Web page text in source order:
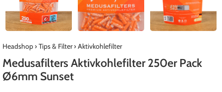
Headshop› Tips & Filter› Aktivkohlefilter
Medusafilters Aktivkohlefilter 250er Pack
Ø6mm Sunset